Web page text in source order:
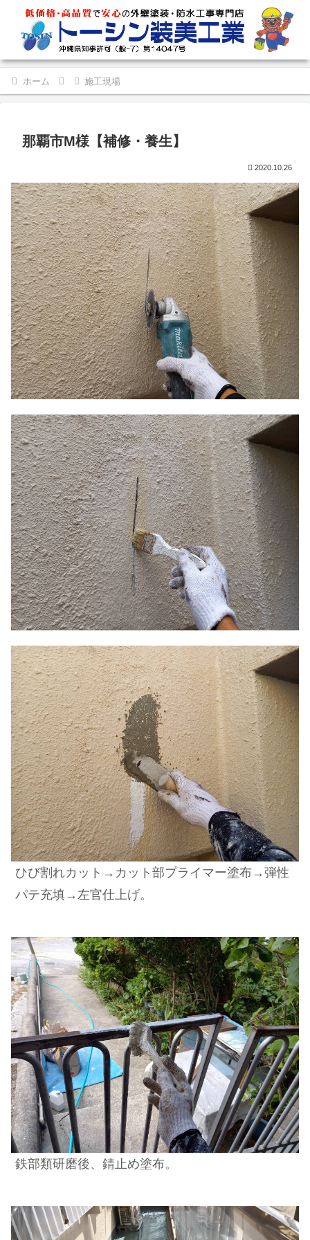
ホーム 施工現場
那覇市M様【補修・養生】
2020.10.26
ひび割れカット→カット部プライマー塗布→弾性
パテ充填→左官仕上げ。
鉄部類研磨後、錆止め塗布。